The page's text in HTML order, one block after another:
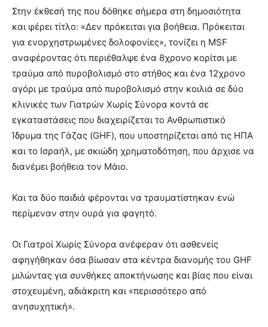
Στην έκθεσή της που δόθηκε σήμερα στη δημοσιότητα
και φέρει τίτλο: «Δεν πρόκειται για βοήθεια. Πρόκειται
για ενορχηστρωμένες δολοφονίες», τονίζει η MSF
αναφέροντας ότι περιέθαλψε ένα 8χρονο κορίτσι με
τραύμα από πυροβολισμό στο στήθος και ένα 12χρονο
αγόρι με τραύμα από πυροβολισμό στην κοιλιά σε δύο
κλινικές των Γιατρών Χωρίς Σύνορα κοντά σε
εγκαταστάσεις που διαχειρίζεται το Ανθρωπιστικό
Ίδρυμα της Γάζας (GHF), που υποστηρίζεται από τις ΗΠΑ
και το Ισραήλ, με σκιώδη χρηματοδότηση, που άρχισε να
διανέμει βοήθεια τον Μάιο.
Και τα δύο παιδιά φέρονται να τραυματίστηκαν ενώ
περίμεναν στην ουρά για φαγητό.
Οι Γιατροί Χωρίς Σύνορα ανέφεραν ότι ασθενείς
αφηγήθηκαν όσα βίωσαν στα κέντρα διανομής του GHF
μιλώντας για συνθήκες αποκτήνωσης και βίας που είναι
στοχευμένη, αδιάκριτη και «περισσότερο από
ανησυχητική».